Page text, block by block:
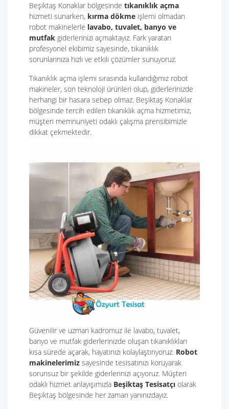
Beşiktaş Konaklar bölgesinde tıkanıklık açma
hizmeti sunarken, kırma dökme işlemi olmadan
robot makinelerle lavabo, tuvalet, banyo ve
mutfak giderlerinizi açmaktayız. Fark yaratan
profesyonel ekibimiz sayesinde, tıkanıklık
sorunlarınıza hızlı ve etkili çözümler sunuyoruz.
Tıkanıklık açma işlemi sırasında kullandığımız robot
makineler, son teknoloji ürünleri olup, giderlerinizde
herhangi bir hasara sebep olmaz. Beşiktaş Konaklar
bölgesinde tercih edilen tıkanıklık açma hizmetimiz,
müşteri memnuniyeti odaklı çalışma prensibimizle
dikkat çekmektedir.
Güvenilir ve uzman kadromuz ile lavabo, tuvalet,
banyo ve mutfak giderlerinizde oluşan tıkanıklıkları
kısa sürede açarak, hayatınızı kolaylaştırıyoruz. Robot
makinelerimiz sayesinde tesisatınızı koruyarak
sorunsuz bir şekilde giderlerinizi açıyoruz. Müşteri
odaklı hizmet anlayışımızla Beşiktaş Tesisatçı olarak
Beşiktaş bölgesinde her zaman yanınızdayız.